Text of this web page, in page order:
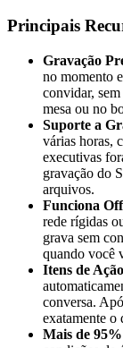
Principais
Gravação
no momento
convidar,
mesa ou no
Suporte a
várias horas,
executivas
gravação do
arquivos.
Funciona
rede rígidas
grava sem
quando você
Itens de
conversa.
exatamente o
Mais de